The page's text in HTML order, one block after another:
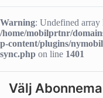
Warning: Undefined
/home/mobilprtnr/
p-content/plugins/
sync.php on line 1401
Välj